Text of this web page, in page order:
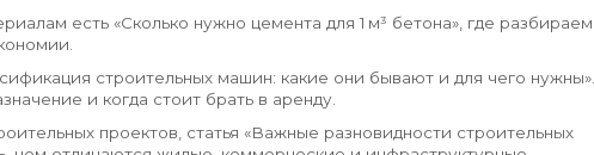
есть «Сколько нужно цемента для 1 м³ бетона», где разбираем
строительных машин: какие они бывают и для чего нужны».
и когда стоит брать в аренду.
проектов, статья «Важные разновидности строительных